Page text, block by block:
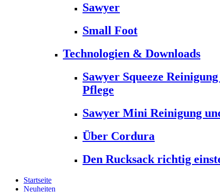
Sawyer
Small Foot
Technologien & Downloads
Sawyer Squeeze
Pflege
Sawyer Mini Reinigung
Über Cordura
Den Rucksack richtig
Startseite
Neuheiten